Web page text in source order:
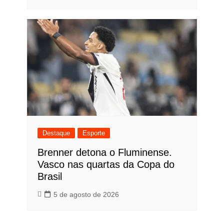
Destaque Esporte
Brenner detona o Fluminense.
Vasco nas quartas da Copa do
Brasil
5 de agosto de 2026